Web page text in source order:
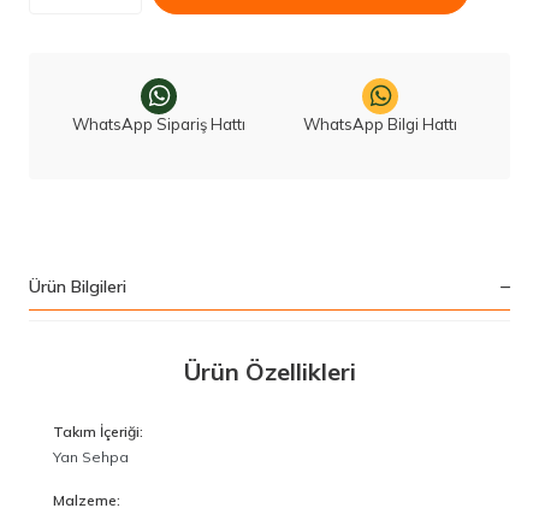
WhatsApp Sipariş Hattı WhatsApp Bilgi Hattı
Ürün Bilgileri
Ürün Özellikleri
Takım İçeriği:
Yan Sehpa
Malzeme: